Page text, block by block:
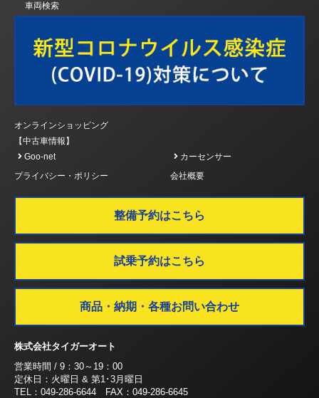
車両検索
オンラインショッピング
【中古車情報】
Goo-net
カーセンサー
プライバシー・ポリシー
会社概要
整備予約はこちら
試乗予約はこちら
商品・納期・各種お問い合わせ
株式会社タイガーオート
営業時間 / 9：30～19：00
定休日：火曜日 & 第1･3月曜日
TEL：049-286-6644 FAX：049-286-6645